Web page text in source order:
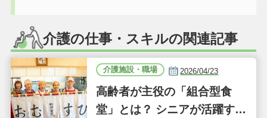
介護の仕事・スキルの関連記事
介護施設・職場 2026/04/23
高齢者が主役の「組合型食
堂」とは？ シニアが活躍する